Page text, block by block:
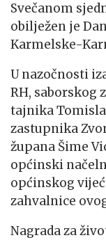
Svečanom
obilježen je
Karmelske-
U nazočnosti
RH, saborskog
tajnika
zastupnika
župana Šime
općinski
općinskog
zahvalnice
Nagrada za